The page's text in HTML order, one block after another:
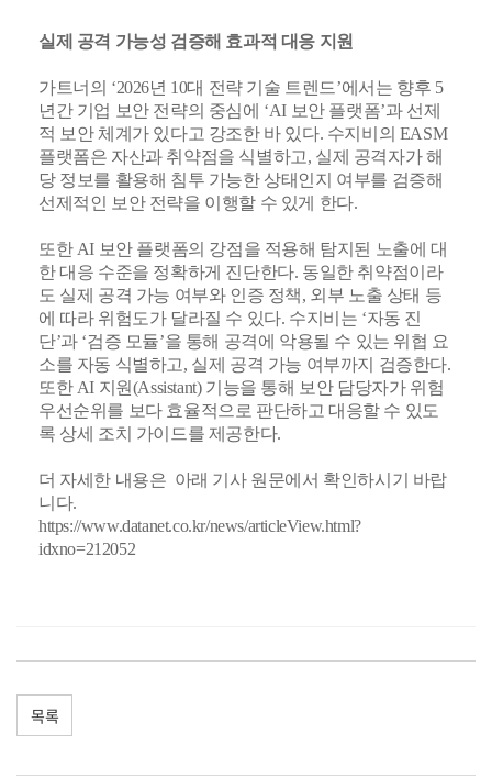
실제 공격 가능성 검증해 효과적 대응 지원
가트너의 ‘2026년 10대 전략 기술 트렌드’에서는 향후 5
년간 기업 보안 전략의 중심에 ‘AI 보안 플랫폼’과 선제
적 보안 체계가 있다고 강조한 바 있다. 수지비의 EASM
플랫폼은 자산과 취약점을 식별하고, 실제 공격자가 해
당 정보를 활용해 침투 가능한 상태인지 여부를 검증해
선제적인 보안 전략을 이행할 수 있게 한다.
또한 AI 보안 플랫폼의 강점을 적용해 탐지된 노출에 대
한 대응 수준을 정확하게 진단한다. 동일한 취약점이라
도 실제 공격 가능 여부와 인증 정책, 외부 노출 상태 등
에 따라 위험도가 달라질 수 있다. 수지비는 ‘자동 진
단’과 ‘검증 모듈’을 통해 공격에 악용될 수 있는 위협 요
소를 자동 식별하고, 실제 공격 가능 여부까지 검증한다.
또한 AI 지원(Assistant) 기능을 통해 보안 담당자가 위험
우선순위를 보다 효율적으로 판단하고 대응할 수 있도
록 상세 조치 가이드를 제공한다.
더 자세한 내용은 아래 기사 원문에서 확인하시기 바랍
니다.
https://www.datanet.co.kr/news/articleView.html?
idxno=212052
목록